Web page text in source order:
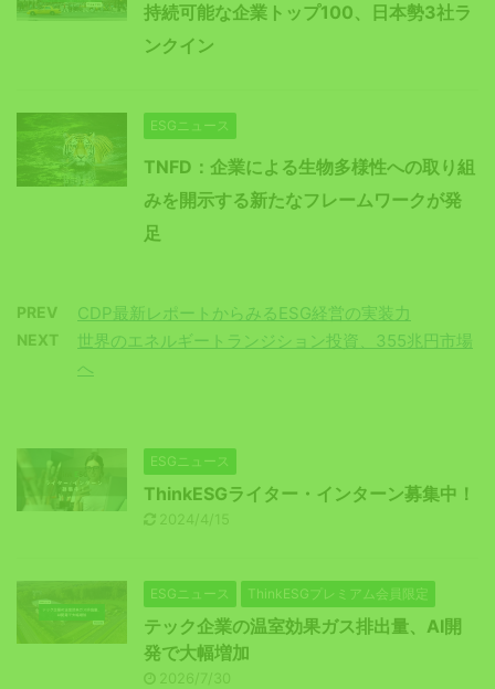
持続可能な企業トップ100、日本勢3社ラ
ンクイン
ESGニュース
TNFD：企業による生物多様性への取り組
みを開示する新たなフレームワークが発
足
PREV CDP最新レポートからみるESG経営の実装力
NEXT
世界のエネルギートランジション投資、355兆円市場
へ
ESGニュース
ThinkESGライター・インターン募集中！
2024/4/15
ESGニュース ThinkESGプレミアム会員限定
テック企業の温室効果ガス排出量、AI開
発で大幅増加
2026/7/30